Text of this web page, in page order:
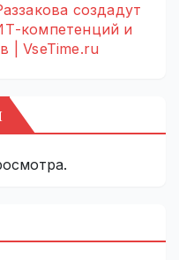
создадут
компетенций и
| VseTime.ru